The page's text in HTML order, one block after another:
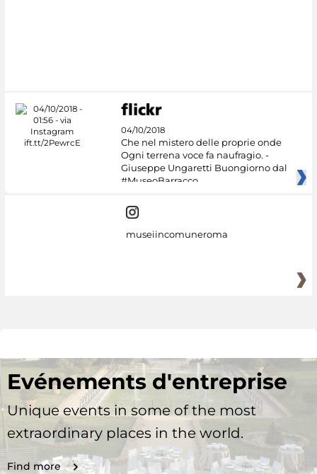
04/10/2018
Che nel mistero delle proprie onde
Ogni terrena voce fa naufragio. -
Giuseppe Ungaretti Buongiorno dal
#MuseoBarracco
museiincomuneroma
Evénements d'entreprise
Unique events in some of the most
extraordinary places in the world.
Find more